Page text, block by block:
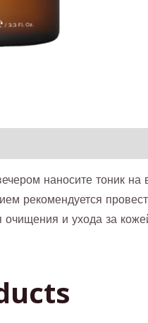
наносите тоник на
рекомендуется
очищения и ухода за